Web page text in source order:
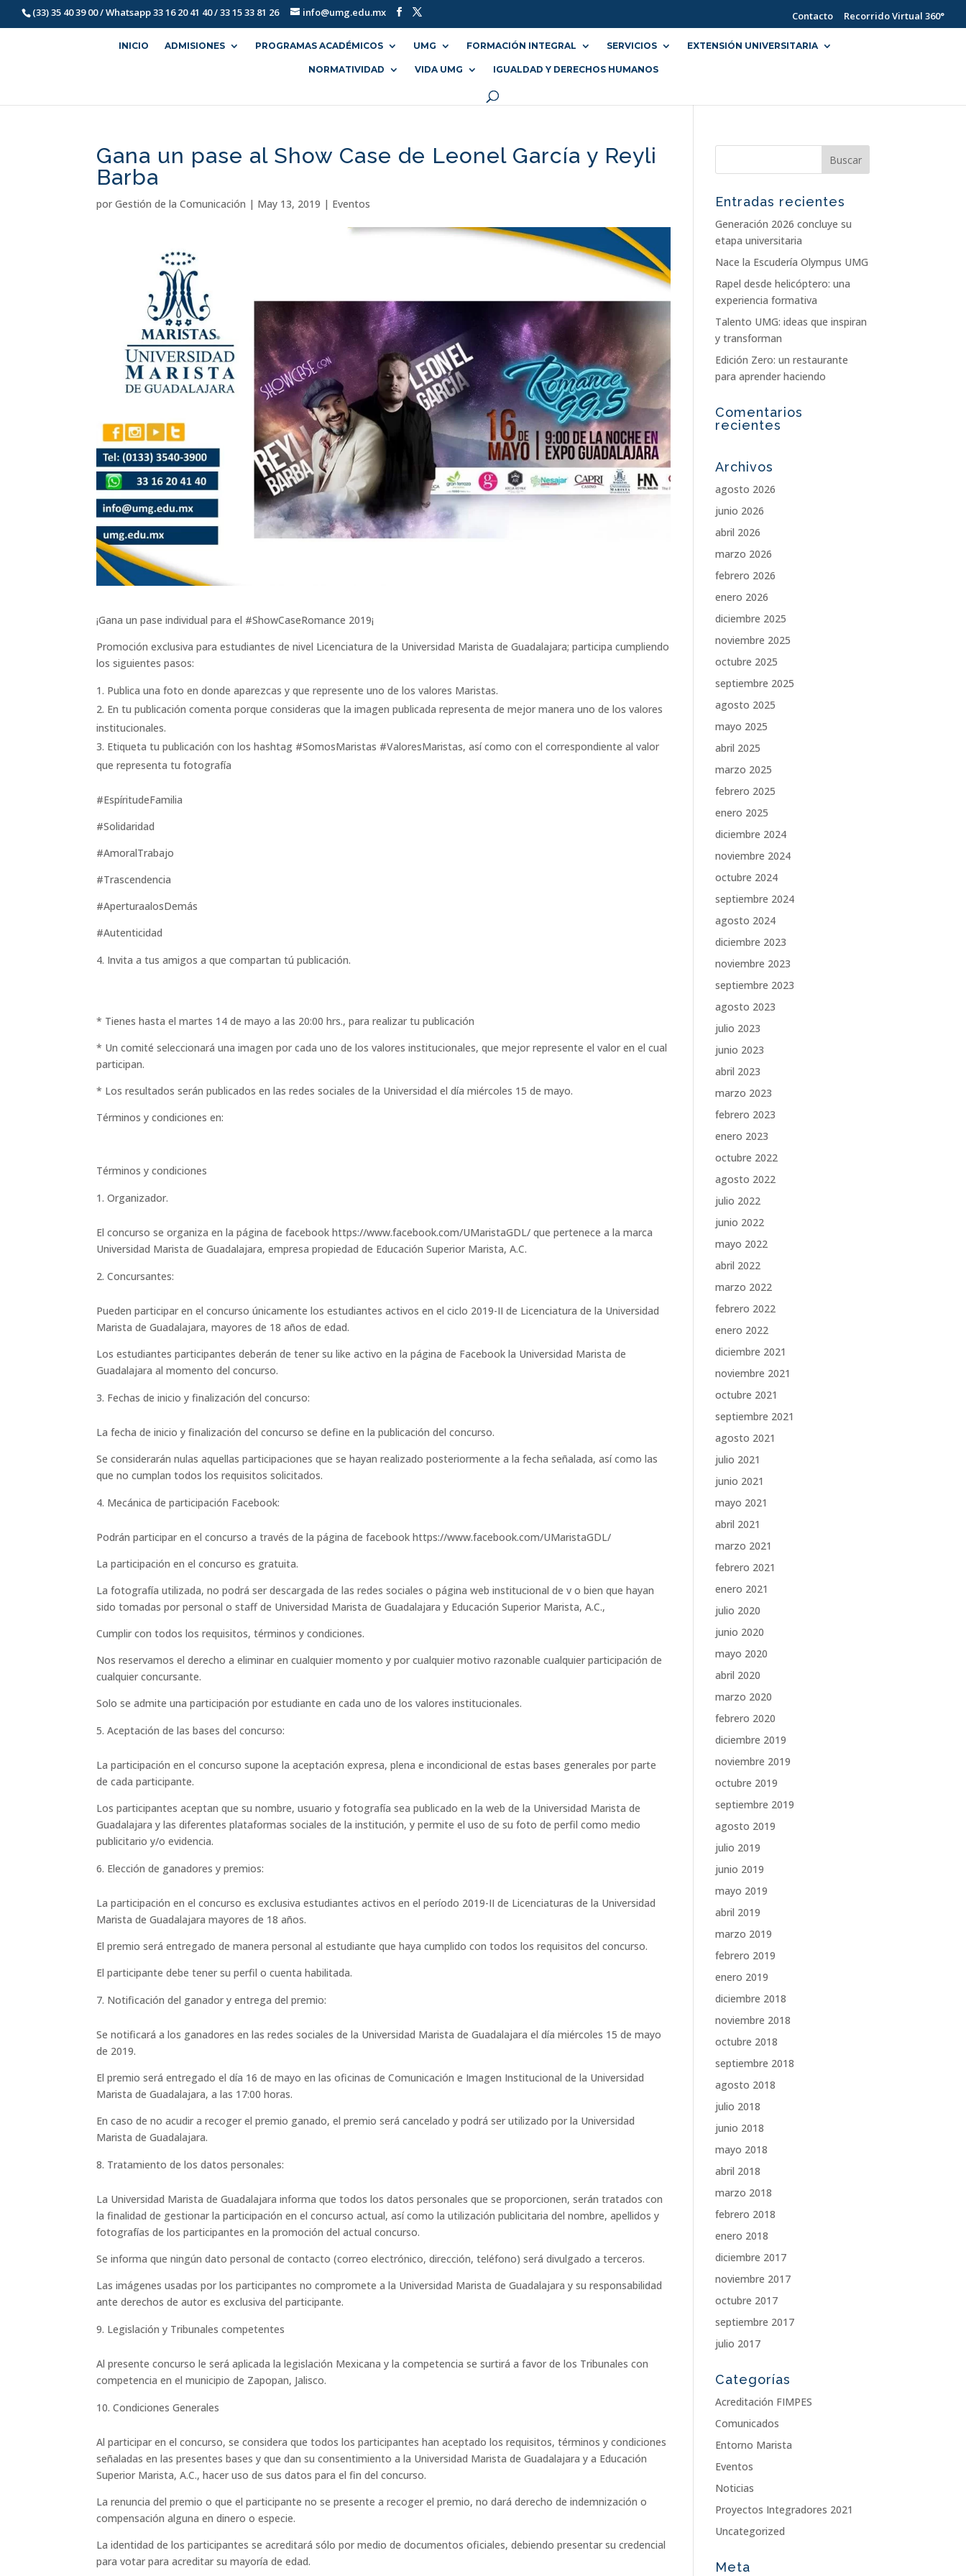
(33) 35 40 39 00 / Whatsapp 33 16 20 41 40 / 33 15 33 81 26 info@umg.edu.mx Contacto Recorrido Virtual 360°
INICIO ADMISIONES PROGRAMAS ACADÉMICOS UMG FORMACIÓN INTEGRAL SERVICIOS EXTENSIÓN UNIVERSITARIA
NORMATIVIDAD VIDA UMG IGUALDAD Y DERECHOS HUMANOS
Gana un pase al Show Case de Leonel García y Reyli
Barba
porGestión de la Comunicación | May 13, 2019 | Eventos
¡Gana un pase individual para el #ShowCaseRomance 2019¡
Promoción exclusiva para estudiantes de nivel Licenciatura de la Universidad Marista de Guadalajara; participa cumpliendo
los siguientes pasos:
Publica una foto en donde aparezcas y que represente uno de los valores Maristas.
En tu publicación comenta porque consideras que la imagen publicada representa de mejor manera uno de los valores
institucionales.
Etiqueta tu publicación con los hashtag #SomosMaristas #ValoresMaristas, así como con el correspondiente al valor
que representa tu fotografía
#EspíritudeFamilia
#Solidaridad
#AmoralTrabajo
#Trascendencia
#AperturaalosDemás
#Autenticidad
Invita a tus amigos a que compartan tú publicación.
* Tienes hasta el martes 14 de mayo a las 20:00 hrs., para realizar tu publicación
* Un comité seleccionará una imagen por cada uno de los valores institucionales, que mejor represente el valor en el cual
participan.
* Los resultados serán publicados en las redes sociales de la Universidad el día miércoles 15 de mayo.
Términos y condiciones en:
Términos y condiciones
Organizador.
El concurso se organiza en la página de facebook https://www.facebook.com/UMaristaGDL/ que pertenece a la marca
Universidad Marista de Guadalajara, empresa propiedad de Educación Superior Marista, A.C.
Concursantes:
Pueden participar en el concurso únicamente los estudiantes activos en el ciclo 2019-II de Licenciatura de la Universidad
Marista de Guadalajara, mayores de 18 años de edad.
Los estudiantes participantes deberán de tener su like activo en la página de Facebook la Universidad Marista de
Guadalajara al momento del concurso.
Fechas de inicio y finalización del concurso:
La fecha de inicio y finalización del concurso se define en la publicación del concurso.
Se considerarán nulas aquellas participaciones que se hayan realizado posteriormente a la fecha señalada, así como las
que no cumplan todos los requisitos solicitados.
Mecánica de participación Facebook:
Podrán participar en el concurso a través de la página de facebook https://www.facebook.com/UMaristaGDL/
La participación en el concurso es gratuita.
La fotografía utilizada, no podrá ser descargada de las redes sociales o página web institucional de v o bien que hayan
sido tomadas por personal o staff de Universidad Marista de Guadalajara y Educación Superior Marista, A.C.,
Cumplir con todos los requisitos, términos y condiciones.
Nos reservamos el derecho a eliminar en cualquier momento y por cualquier motivo razonable cualquier participación de
cualquier concursante.
Solo se admite una participación por estudiante en cada uno de los valores institucionales.
Aceptación de las bases del concurso:
La participación en el concurso supone la aceptación expresa, plena e incondicional de estas bases generales por parte
de cada participante.
Los participantes aceptan que su nombre, usuario y fotografía sea publicado en la web de la Universidad Marista de
Guadalajara y las diferentes plataformas sociales de la institución, y permite el uso de su foto de perfil como medio
publicitario y/o evidencia.
Elección de ganadores y premios:
La participación en el concurso es exclusiva estudiantes activos en el período 2019-II de Licenciaturas de la Universidad
Marista de Guadalajara mayores de 18 años.
El premio será entregado de manera personal al estudiante que haya cumplido con todos los requisitos del concurso.
El participante debe tener su perfil o cuenta habilitada.
Notificación del ganador y entrega del premio:
Se notificará a los ganadores en las redes sociales de la Universidad Marista de Guadalajara el día miércoles 15 de mayo
de 2019.
El premio será entregado el día 16 de mayo en las oficinas de Comunicación e Imagen Institucional de la Universidad
Marista de Guadalajara, a las 17:00 horas.
En caso de no acudir a recoger el premio ganado, el premio será cancelado y podrá ser utilizado por la Universidad
Marista de Guadalajara.
Tratamiento de los datos personales:
La Universidad Marista de Guadalajara informa que todos los datos personales que se proporcionen, serán tratados con
la finalidad de gestionar la participación en el concurso actual, así como la utilización publicitaria del nombre, apellidos y
fotografías de los participantes en la promoción del actual concurso.
Se informa que ningún dato personal de contacto (correo electrónico, dirección, teléfono) será divulgado a terceros.
Las imágenes usadas por los participantes no compromete a la Universidad Marista de Guadalajara y su responsabilidad
ante derechos de autor es exclusiva del participante.
Legislación y Tribunales competentes
Al presente concurso le será aplicada la legislación Mexicana y la competencia se surtirá a favor de los Tribunales con
competencia en el municipio de Zapopan, Jalisco.
Condiciones Generales
Al participar en el concurso, se considera que todos los participantes han aceptado los requisitos, términos y condiciones
señaladas en las presentes bases y que dan su consentimiento a la Universidad Marista de Guadalajara y a Educación
Superior Marista, A.C., hacer uso de sus datos para el fin del concurso.
La renuncia del premio o que el participante no se presente a recoger el premio, no dará derecho de indemnización o
compensación alguna en dinero o especie.
La identidad de los participantes se acreditará sólo por medio de documentos oficiales, debiendo presentar su credencial
para votar para acreditar su mayoría de edad.
Entradas recientes
Generación 2026 concluye su
etapa universitaria
Nace la Escudería Olympus UMG
Rapel desde helicóptero: una
experiencia formativa
Talento UMG: ideas que inspiran
y transforman
Edición Zero: un restaurante
para aprender haciendo
Comentarios
recientes
Archivos
agosto 2026
junio 2026
abril 2026
marzo 2026
febrero 2026
enero 2026
diciembre 2025
noviembre 2025
octubre 2025
septiembre 2025
agosto 2025
mayo 2025
abril 2025
marzo 2025
febrero 2025
enero 2025
diciembre 2024
noviembre 2024
octubre 2024
septiembre 2024
agosto 2024
diciembre 2023
noviembre 2023
septiembre 2023
agosto 2023
julio 2023
junio 2023
abril 2023
marzo 2023
febrero 2023
enero 2023
octubre 2022
agosto 2022
julio 2022
junio 2022
mayo 2022
abril 2022
marzo 2022
febrero 2022
enero 2022
diciembre 2021
noviembre 2021
octubre 2021
septiembre 2021
agosto 2021
julio 2021
junio 2021
mayo 2021
abril 2021
marzo 2021
febrero 2021
enero 2021
julio 2020
junio 2020
mayo 2020
abril 2020
marzo 2020
febrero 2020
diciembre 2019
noviembre 2019
octubre 2019
septiembre 2019
agosto 2019
julio 2019
junio 2019
mayo 2019
abril 2019
marzo 2019
febrero 2019
enero 2019
diciembre 2018
noviembre 2018
octubre 2018
septiembre 2018
agosto 2018
julio 2018
junio 2018
mayo 2018
abril 2018
marzo 2018
febrero 2018
enero 2018
diciembre 2017
noviembre 2017
octubre 2017
septiembre 2017
julio 2017
Categorías
Acreditación FIMPES
Comunicados
Entorno Marista
Eventos
Noticias
Proyectos Integradores 2021
Uncategorized
Meta